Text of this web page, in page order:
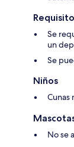
Se
un
Se
Niños
Cunas
No se